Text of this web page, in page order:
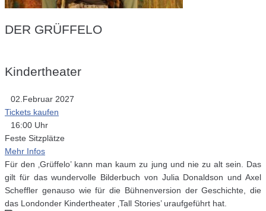
DER GRÜFFELO
Kindertheater
02.Februar 2027
Tickets kaufen
16:00 Uhr
Feste Sitzplätze
Mehr Infos
Für den ‚Grüffelo’ kann man kaum zu jung und nie zu alt sein. Das
gilt für das wundervolle Bilderbuch von Julia Donaldson und Axel
Scheffler genauso wie für die Bühnenversion der Geschichte, die
das Londonder Kindertheater ‚Tall Stories’ uraufgeführt hat.